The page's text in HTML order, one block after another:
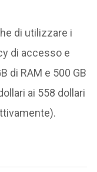
di utilizzare i
di accesso e
di RAM e 500 GB
ai 558 dollari